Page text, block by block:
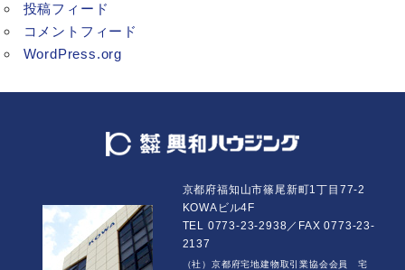
投稿フィード
コメントフィード
WordPress.org
京都府福知山市篠尾新町1丁目77-2
KOWAビル4F
TEL 0773-23-2938／FAX 0773-23-
2137
（社）京都府宅地建物取引業協会会員 宅